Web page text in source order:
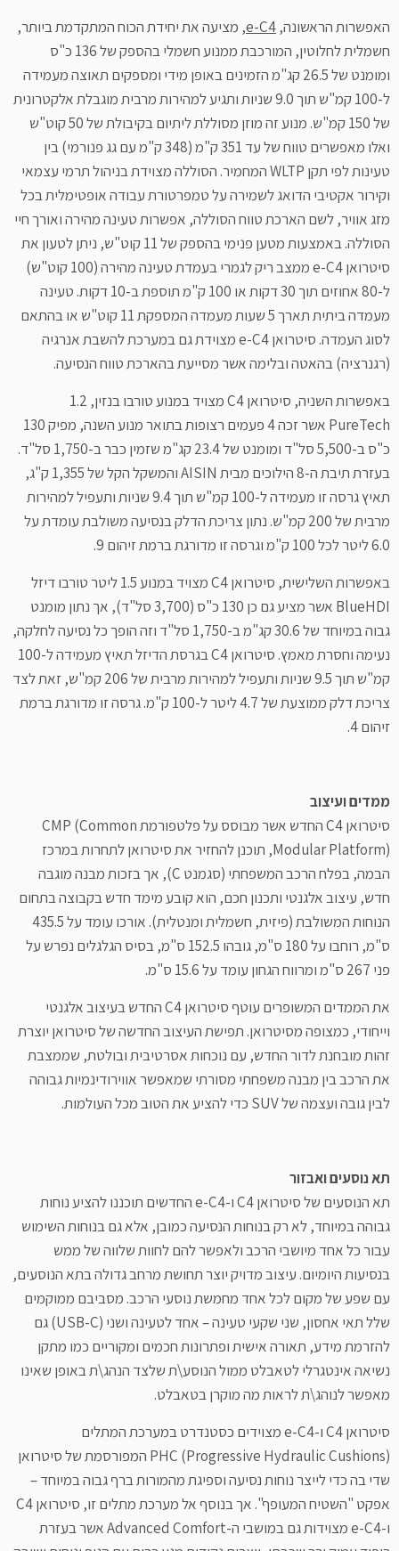
האפשרות הראשונה, e-C4, מציעה את יחידת הכוח המתקדמת ביותר,
חשמלית לחלוטין, המורכבת ממנוע חשמלי בהספק של 136 כ"ס
ומומנט של 26.5 קג"מ הזמינים באופן מידי ומספקים תאוצה מעמידה
ל-100 קמ"ש תוך 9.0 שניות ותגיע למהירות מרבית מוגבלת אלקטרונית
של 150 קמ"ש. מנוע זה מוזן מסוללת ליתיום בקיבולת של 50 קוט"ש
ואלו מאפשרים טווח של עד 351 ק"מ (348 ק"מ עם גג פנורמי) בין
טעינות לפי תקן WLTP המחמיר. הסוללה מצוידת בניהול תרמי עצמאי
וקירור אקטיבי הדואג לשמירה על טמפרטורת עבודה אופטימלית בכל
מזג אוויר, לשם הארכת טווח הסוללה, אפשרות טעינה מהירה ואורך חיי
הסוללה. באמצעות מטען פנימי בהספק של 11 קוט"ש, ניתן לטעון את
סיטרואן e-C4 ממצב ריק לגמרי בעמדת טעינה מהירה (100 קוט"ש)
ל-80 אחוזים תוך 30 דקות או 100 ק"מ תוספת ב-10 דקות. טעינה
מעמדה ביתית תארך 5 שעות מעמדה המספקת 11 קוט"ש או בהתאם
לסוג העמדה. סיטרואן e-C4 מצוידת גם במערכת להשבת אנרגיה
(רגנרציה) בהאטה ובלימה אשר מסייעת בהארכת טווח הנסיעה.
באפשרות השניה, סיטרואן C4 מצויד במנוע טורבו בנזין, 1.2
PureTech אשר זכה 4 פעמים רצופות בתואר מנוע השנה, מפיק 130
כ"ס ב-5,500 סל"ד ומומנט של 23.4 קג"מ שזמין כבר ב-1,750 סל"ד.
בעזרת תיבת ה-8 הילוכים מבית AISIN והמשקל הקל של 1,355 ק"ג,
תאיץ גרסה זו מעמידה ל-100 קמ"ש תוך 9.4 שניות ותעפיל למהירות
מרבית של 200 קמ"ש. נתון צריכת הדלק בנסיעה משולבת עומדת על
6.0 ליטר לכל 100 ק"מ וגרסה זו מדורגת ברמת זיהום 9.
באפשרות השלישית, סיטרואן C4 מצויד במנוע 1.5 ליטר טורבו דיזל
BlueHDI אשר מציע גם כן 130 כ"ס (3,700 סל"ד), אך נתון מומנט
גבוה במיוחד של 30.6 קג"מ ב-1,750 סל"ד וזה הופך כל נסיעה לחלקה,
נעימה וחסרת מאמץ. סיטרואן C4 בגרסת הדיזל תאיץ מעמידה ל-100
קמ"ש תוך 9.5 שניות ותעפיל למהירות מרבית של 206 קמ"ש, זאת לצד
צריכת דלק ממוצעת של 4.7 ליטר ל-100 ק"מ. גרסה זו מדורגת ברמת
זיהום 4.
ממדים ועיצוב
סיטרואן C4 החדש אשר מבוסס על פלטפורמת CMP (Common
Modular Platform), תוכנן להחזיר את סיטרואן לתחרות במרכז
הבמה, בפלח הרכב המשפחתי (סגמנט C), אך בזכות מבנה מוגבה
חדש, עיצוב אלגנטי ותכנון חכם, הוא קובע מימד חדש בקבוצה בתחום
הנוחות המשולבת (פיזית, חשמלית ומנטלית). אורכו עומד על 435.5
ס"מ, רוחבו על 180 ס"מ, גובהו 152.5 ס"מ, בסיס הגלגלים נפרש על
פני 267 ס"מ ומרווח הגחון עומד על 15.6 ס"מ.
את הממדים המשופרים עוטף סיטרואן C4 החדש בעיצוב אלגנטי
וייחודי, כמצופה מסיטרואן. תפישת העיצוב החדשה של סיטרואן יוצרת
זהות מובחנת לדור החדש, עם נוכחות אסרטיבית ובולטת, שממצבת
את הרכב בין מבנה משפחתי מסורתי שמאפשר אווירודינמיות גבוהה
לבין גובה ועצמה של SUV כדי להציע את הטוב מכל העולמות.
תא נוסעים ואבזור
תא הנוסעים של סיטרואן C4 ו-e-C4 החדשים תוכננו להציע נוחות
גבוהה במיוחד, לא רק בנוחות הנסיעה כמובן, אלא גם בנוחות השימוש
עבור כל אחד מיושבי הרכב ולאפשר להם לחוות שלווה של ממש
בנסיעות היומיום. עיצוב מדויק יוצר תחושת מרחב גדולה בתא הנוסעים,
עם שפע של מקום לכל אחד מחמשת נוסעי הרכב. מסביבם ממוקמים
שלל תאי אחסון, שני שקעי טעינה – אחד לטעינה ושני (USB-C) גם
להזרמת מידע, תאורה אישית ופתרונות חכמים ומקוריים כמו מתקן
נשיאה אינטגרלי לטאבלט ממול הנוסע\ת שלצד הנהג\ת באופן שאינו
מאפשר לנוהג\ת לראות מה מוקרן בטאבלט.
סיטרואן C4 ו-e-C4 מצוידים כסטנדרט במערכת המתלים
PHC (Progressive Hydraulic Cushions) המפורסמת של סיטרואן
שדי בה כדי לייצר נוחות נסיעה וספיגת מהמורות ברף גבוה במיוחד –
אפקט "השטיח המעופף". אך בנוסף אל מערכת מתלים זו, סיטרואן C4
ו-e-C4 מצוידות גם במושבי ה-Advanced Comfort אשר בעזרת